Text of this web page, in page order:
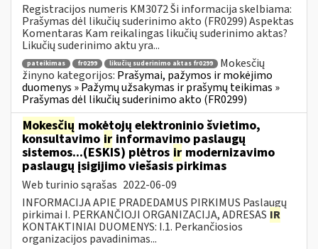
Registracijos numeris KM3072 Ši informacija skelbiama:
Prašymas dėl likučių suderinimo akto (FR0299) Aspektas
Komentaras Kam reikalingas likučių suderinimo aktas?
Likučių suderinimo aktu yra...
pateikimas fr0299 likučių suderinimo aktas fr0299
Mokesčių
žinyno kategorijos: Prašymai, pažymos ir mokėjimo
duomenys » Pažymų užsakymas ir prašymų teikimas »
Prašymas dėl likučių suderinimo akto (FR0299)
Mokesčių mokėtojų elektroninio švietimo,
konsultavimo ir informavimo paslaugų
sistemos...(ESKIS) plėtros ir modernizavimo
paslaugų įsigijimo viešasis pirkimas
Web turinio sąrašas 2022-06-09
INFORMACIJA APIE PRADEDAMUS PIRKIMUS Paslaugų
pirkimai I. PERKANČIOJI ORGANIZACIJA, ADRESAS IR
KONTAKTINIAI DUOMENYS: I.1. Perkančiosios
organizacijos pavadinimas...